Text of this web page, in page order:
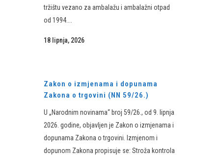
tržištu vezano za ambalažu i ambalažni otpad
od 1994....
18 lipnja, 2026
Zakon o izmjenama i dopunama
Zakona o trgovini (NN 59/26.)
U „Narodnim novinama“ broj 59/26., od 9. lipnja
2026. godine, objavljen je Zakon o izmjenama i
dopunama Zakona o trgovini. Izmjenom i
dopunom Zakona propisuje se: Stroža kontrola